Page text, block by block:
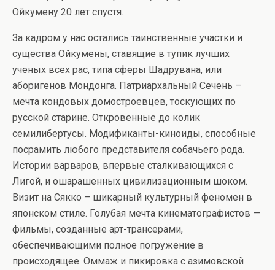
Ойкумену 20 лет спустя.
За кадром у нас остались таинственные участки и
существа Ойкумены, ставящие в тупик лучших
ученых всех рас, типа сферы Шадрувана, или
аборигенов Мондонга. Патриархальный Сечень –
мечта кондовых домостроевцев, тоскующих по
русской старине. Откровенные до колик
семилибертусы. Модификанты-киноиды, способные
посрамить любого представителя собачьего рода.
Истории варваров, впервые сталкивающихся с
Лигой, и ошарашенных цивилизационным шоком.
Визит на Сякко – шикарный культурный феномен в
японском стиле. Голубая мечта кинематографистов —
фильмы, созданные арт-трансерами,
обеспечивающими полное погружение в
происходящее. Оммаж и пикировка с азимовской